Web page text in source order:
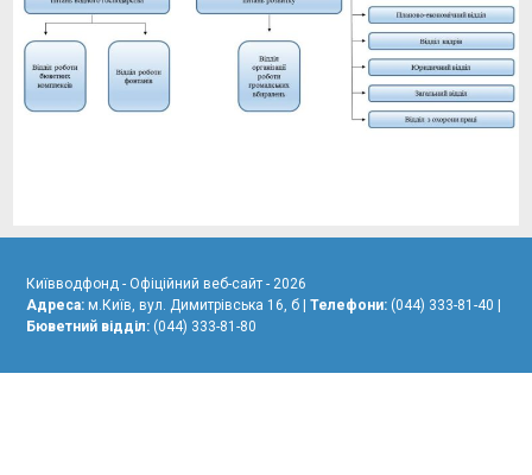
Київводфонд - Офіційний веб-сайт - 2026
Адреса: м.Київ, вул. Димитрівська 16, б |Телефони: (044) 333-81-40 |
Бюветний відділ: (044) 333-81-80